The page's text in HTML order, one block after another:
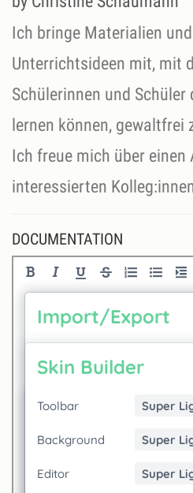
Ich bringe Materialien
Unterrichtsideen mit, mit
Schülerinnen und Schüler
lernen können, gewaltfrei
Ich freue mich über
interessierten
DOCUMENTATION